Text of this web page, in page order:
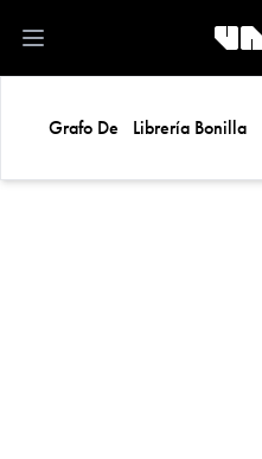
Open main menu
Grafo De Librería Bonilla